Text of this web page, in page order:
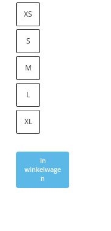
XS
S
M
L
XL
In
winkelwage
n